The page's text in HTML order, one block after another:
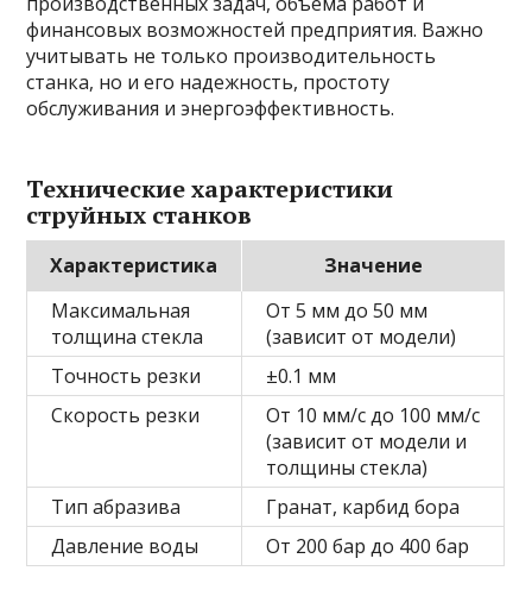
финансовых возможностей предприятия. Важно
учитывать не только производительность
станка, но и его надежность, простоту
обслуживания и энергоэффективность.
Технические характеристики
струйных станков
Характеристика
Значение
Максимальная
толщина стекла
От 5 мм до 50 мм
(зависит от модели)
Точность резки
±0.1 мм
Скорость резки
От 10 мм/с до 100 мм/с
(зависит от модели и
толщины стекла)
Тип абразива
Гранат, карбид бора
Давление воды
От 200 бар до 400 бар